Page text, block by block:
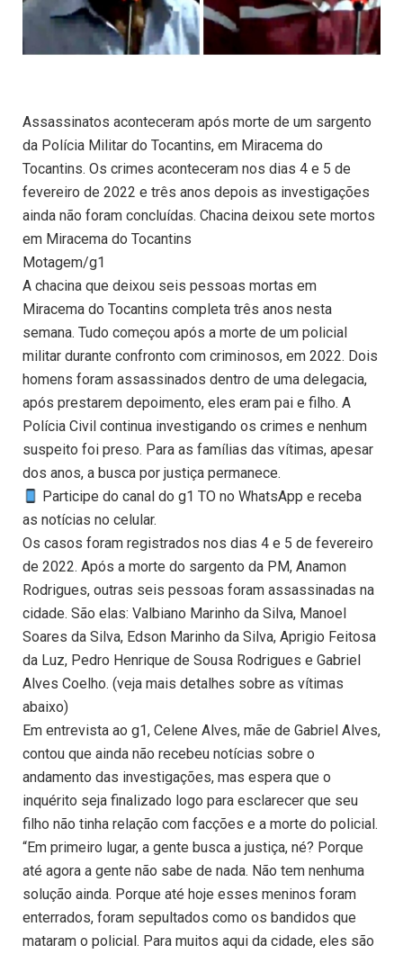
Assassinatos aconteceram após morte de um sargento
da Polícia Militar do Tocantins, em Miracema do
Tocantins. Os crimes aconteceram nos dias 4 e 5 de
fevereiro de 2022 e três anos depois as investigações
ainda não foram concluídas. Chacina deixou sete mortos
em Miracema do Tocantins
Motagem/g1
A chacina que deixou seis pessoas mortas em
Miracema do Tocantins completa três anos nesta
semana. Tudo começou após a morte de um policial
militar durante confronto com criminosos, em 2022. Dois
homens foram assassinados dentro de uma delegacia,
após prestarem depoimento, eles eram pai e filho. A
Polícia Civil continua investigando os crimes e nenhum
suspeito foi preso. Para as famílias das vítimas, apesar
dos anos, a busca por justiça permanece.
Participe do canal do g1 TO no WhatsApp e receba
as notícias no celular.
Os casos foram registrados nos dias 4 e 5 de fevereiro
de 2022. Após a morte do sargento da PM, Anamon
Rodrigues, outras seis pessoas foram assassinadas na
cidade. São elas: Valbiano Marinho da Silva, Manoel
Soares da Silva, Edson Marinho da Silva, Aprigio Feitosa
da Luz, Pedro Henrique de Sousa Rodrigues e Gabriel
Alves Coelho. (veja mais detalhes sobre as vítimas
abaixo)
Em entrevista ao g1, Celene Alves, mãe de Gabriel Alves,
contou que ainda não recebeu notícias sobre o
andamento das investigações, mas espera que o
inquérito seja finalizado logo para esclarecer que seu
filho não tinha relação com facções e a morte do policial.
“Em primeiro lugar, a gente busca a justiça, né? Porque
até agora a gente não sabe de nada. Não tem nenhuma
solução ainda. Porque até hoje esses meninos foram
enterrados, foram sepultados como os bandidos que
mataram o policial. Para muitos aqui da cidade, eles são